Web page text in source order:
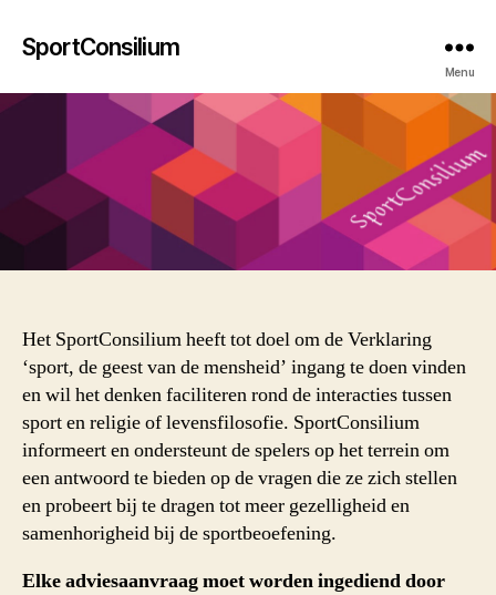
SportConsilium
Menu
Het SportConsilium heeft tot doel om de Verklaring
‘sport, de geest van de mensheid’ ingang te doen vinden
en wil het denken faciliteren rond de interacties tussen
sport en religie of levensfilosofie. SportConsilium
informeert en ondersteunt de spelers op het terrein om
een antwoord te bieden op de vragen die ze zich stellen
en probeert bij te dragen tot meer gezelligheid en
samenhorigheid bij de sportbeoefening.
Elke adviesaanvraag moet worden ingediend door